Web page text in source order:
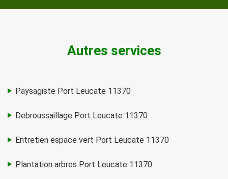
Autres services
Paysagiste Port Leucate 11370
Debroussaillage Port Leucate 11370
Entretien espace vert Port Leucate 11370
Plantation arbres Port Leucate 11370